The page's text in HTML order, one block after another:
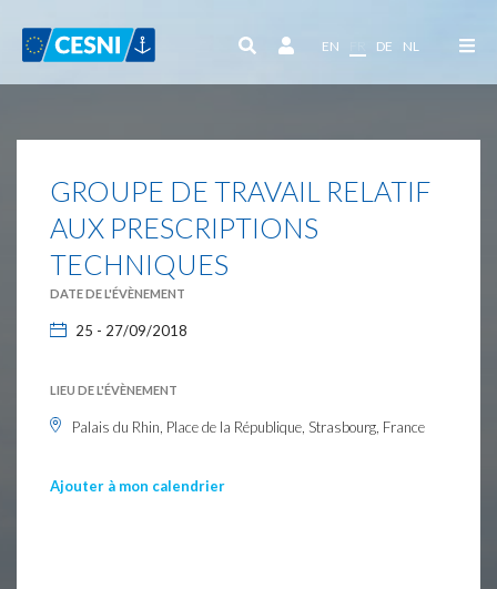
EN DE NL
GROUPE DE TRAVAIL RELATIF
AUX PRESCRIPTIONS
TECHNIQUES
DATE DE L'ÉVÈNEMENT
25 - 27/09/2018
LIEU DE L'ÉVÈNEMENT
Palais du Rhin, Place de la République, Strasbourg, France
Ajouter à mon calendrier